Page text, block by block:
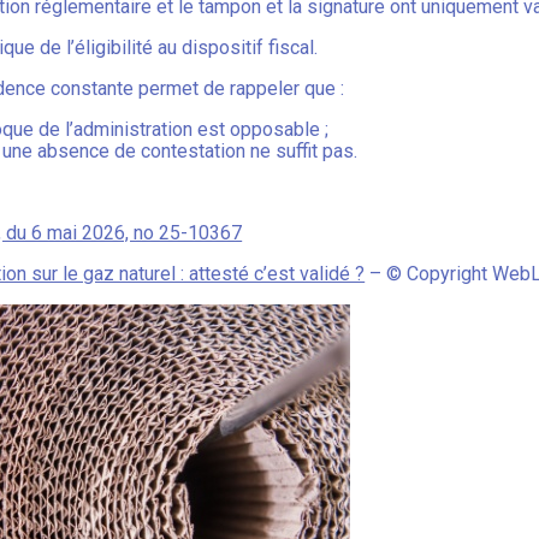
réglementaire et le tampon et la signature ont uniquement
de l’éligibilité au dispositif fiscal.
constante permet de rappeler que :
de l’administration est opposable ;
absence de contestation ne suffit pas.
6 mai 2026, no 25-10367
sur le gaz naturel : attesté c’est validé ? – © Copyright